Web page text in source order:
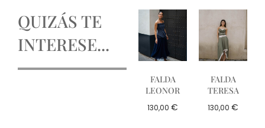
QUIZÁS TE
INTERESE...
FALDA
LEONOR
130,00 €
FALDA
TERESA
130,00 €